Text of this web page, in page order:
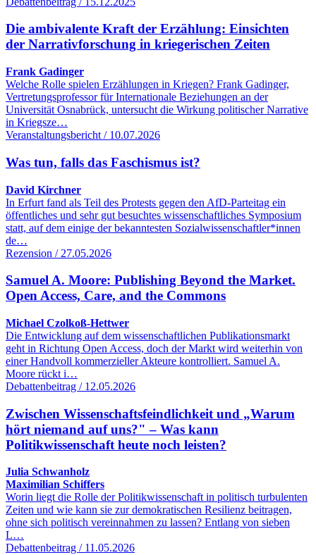
Die ambivalente Kraft der Erzählung: Einsichten
der Narrativforschung in kriegerischen Zeiten
Frank Gadinger
Welche Rolle spielen Erzählungen in Kriegen? Frank Gadinger,
Vertretungsprofessor für Internationale Beziehungen an der
Universität Osnabrück, untersucht die Wirkung politischer Narrative
in Kriegsze…
Veranstaltungsbericht / 10.07.2026
Was tun, falls das Faschismus ist?
David Kirchner
In Erfurt fand als Teil des Protests gegen den AfD-Parteitag ein
öffentliches und sehr gut besuchtes wissenschaftliches Symposium
statt, auf dem einige der bekanntesten Sozialwissenschaftler*innen
de…
Rezension / 27.05.2026
Samuel A. Moore: Publishing Beyond the Market.
Open Access, Care, and the Commons
Michael Czolkoß-Hettwer
Die Entwicklung auf dem wissenschaftlichen Publikationsmarkt
geht in Richtung Open Access, doch der Markt wird weiterhin von
einer Handvoll kommerzieller Akteure kontrolliert. Samuel A.
Moore rückt i…
Debattenbeitrag / 12.05.2026
Zwischen Wissenschaftsfeindlichkeit und „Warum
hört niemand auf uns?" – Was kann
Politikwissenschaft heute noch leisten?
Julia Schwanholz
Maximilian Schiffers
Worin liegt die Rolle der Politikwissenschaft in politisch turbulenten
Zeiten und wie kann sie zur demokratischen Resilienz beitragen,
ohne sich politisch vereinnahmen zu lassen? Entlang von sieben
L…
Debattenbeitrag / 11.05.2026